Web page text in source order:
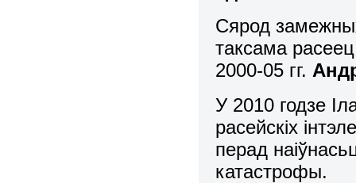
Сярод
таксама
2000-05 гг.
У 2010 годзе
расейскіх
перад
катастрофы.